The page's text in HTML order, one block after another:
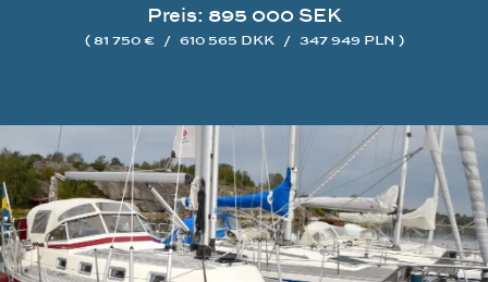
Preis: 895 000 SEK
( 81 750 € / 610 565 DKK / 347 949 PLN )